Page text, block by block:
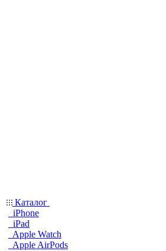
Каталог
iPhone
iPad
Apple Watch
Apple AirPods